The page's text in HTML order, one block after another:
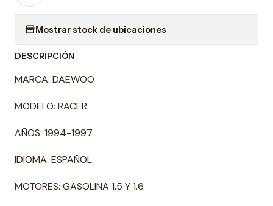
Mostrar stock de ubicaciones
DESCRIPCIÓN
MARCA: DAEWOO
MODELO: RACER
AÑOS: 1994-1997
IDIOMA: ESPAÑOL
MOTORES: GASOLINA 1.5 Y 1.6